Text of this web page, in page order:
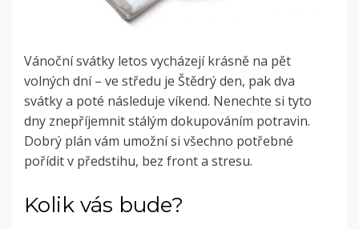
Vánoční svátky letos vycházejí krásně na pět
volných dní – ve středu je Štědrý den, pak dva
svátky a poté následuje víkend. Nenechte si tyto
dny znepříjemnit stálým dokupováním potravin.
Dobrý plán vám umožní si všechno potřebné
pořídit v předstihu, bez front a stresu.
Kolik vás bude?